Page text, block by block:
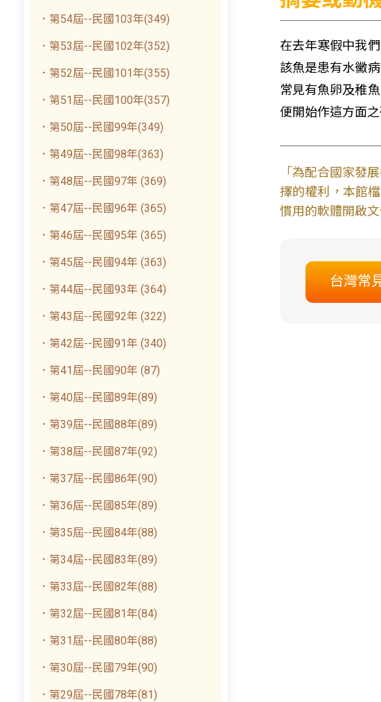
．第54屆--民國103年(349)
．第53屆--民國102年(352)
．第52屆--民國101年(355)
．第51屆--民國100年(357)
．第50屆--民國99年(349)
．第49屆--民國98年(363)
．第48屆--民國97年 (369)
．第47屆--民國96年 (365)
．第46屆--民國95年 (365)
．第45屆--民國94年 (363)
．第44屆--民國93年 (364)
．第43屆--民國92年 (322)
．第42屆--民國91年 (340)
．第41屆--民國90年 (87)
．第40屆--民國89年(89)
．第39屆--民國88年(89)
．第38屆--民國87年(92)
．第37屆--民國86年(90)
．第36屆--民國85年(89)
．第35屆--民國84年(88)
．第34屆--民國83年(89)
．第33屆--民國82年(88)
．第32屆--民國81年(84)
．第31屆--民國80年(88)
．第30屆--民國79年(90)
．第29屆--民國78年(81)
在去年寒假中我
該魚是患有水黴
常見有魚卵及稚
便開始作這方面之
「為配合國家發
擇的權利，本館
慣用的軟體開啟文
台灣常